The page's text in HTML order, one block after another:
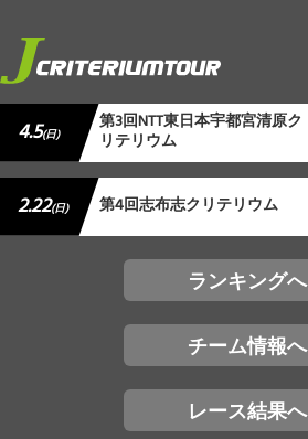
4.5(日) 第3回NTT東日本宇都宮清原ク
リテリウム
2.22(日) 第4回志布志クリテリウム
ランキングへ
チーム情報へ
レース結果へ